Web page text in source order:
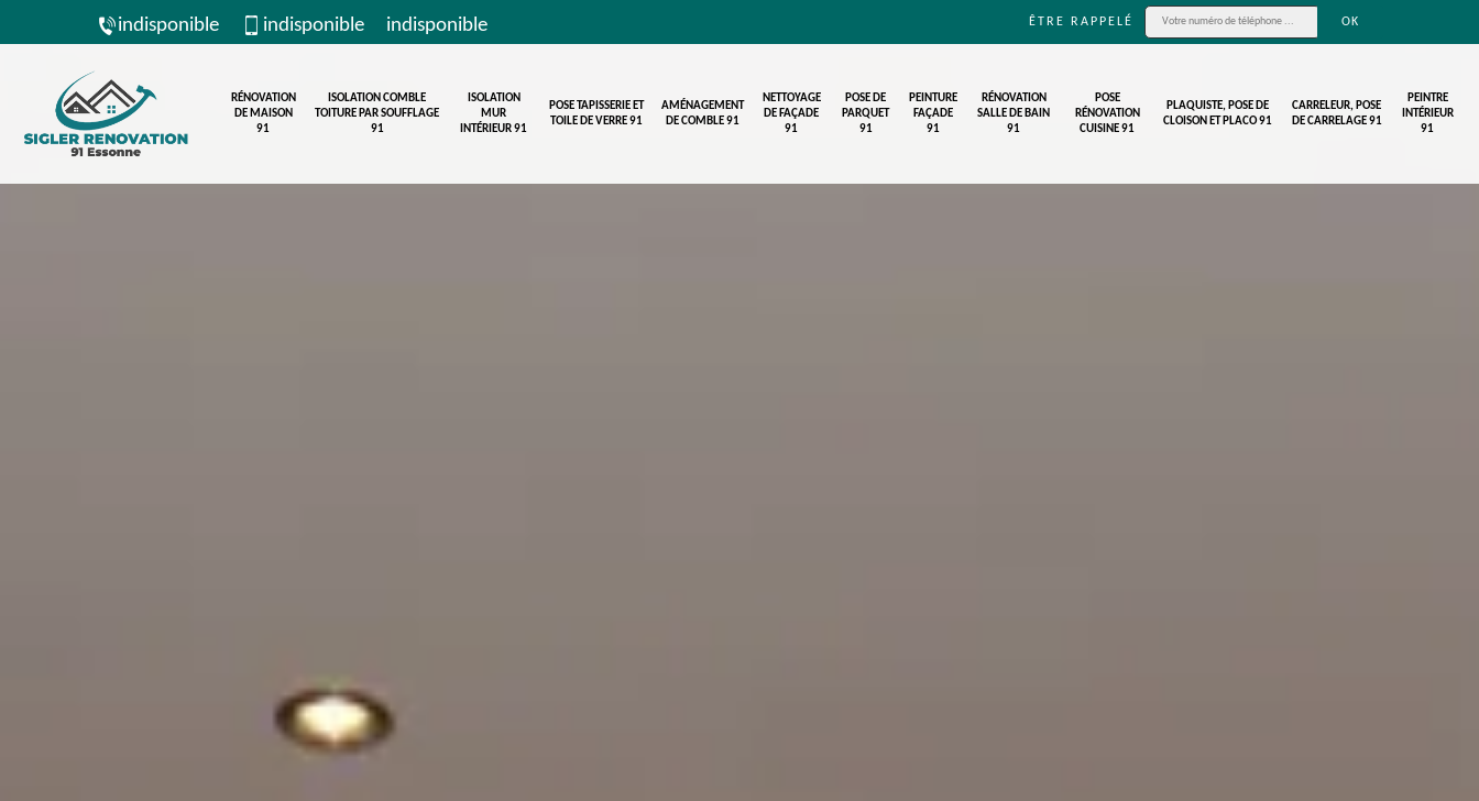
indisponible indisponible indisponible ÊTRE RAPPELÉ
RÉNOVATION
DE MAISON
91
ISOLATION COMBLE
TOITURE PAR SOUFFLAGE
91
ISOLATION
MUR
INTÉRIEUR 91
POSE TAPISSERIE ET
TOILE DE VERRE 91
AMÉNAGEMENT
DE COMBLE 91
NETTOYAGE
DE FAÇADE
91
POSE DE
PARQUET
91
PEINTURE
FAÇADE
91
RÉNOVATION
SALLE DE BAIN
91
POSE
RÉNOVATION
CUISINE 91
PLAQUISTE, POSE DE
CLOISON ET PLACO 91
CARRELEUR, POSE
DE CARRELAGE 91
PEINTRE
INTÉRIEUR
91